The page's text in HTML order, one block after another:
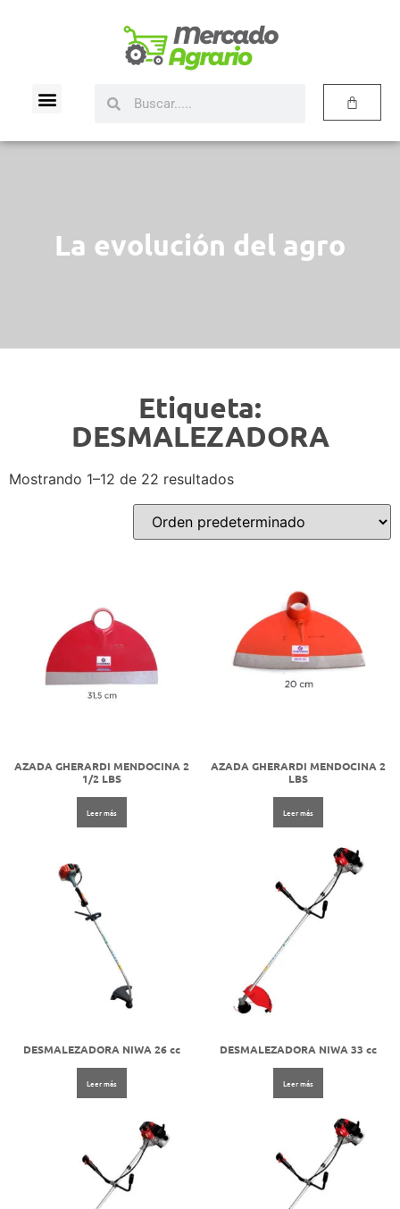
La evolución del agro
Etiqueta:
DESMALEZADORA
Mostrando 1–12 de 22 resultados
AZADA GHERARDI MENDOCINA 2
1/2 LBS
Leer más
AZADA GHERARDI MENDOCINA 2
LBS
Leer más
DESMALEZADORA NIWA 26 cc
Leer más
DESMALEZADORA NIWA 33 cc
Leer más